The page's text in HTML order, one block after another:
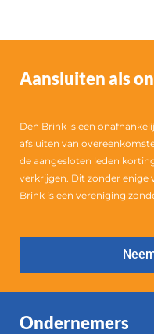
Aansluiten als
Den Brink is een
afsluiten van
de aangesloten leden
verkrijgen. Dit zonder enige
Brink is een vereniging
Ondernemers